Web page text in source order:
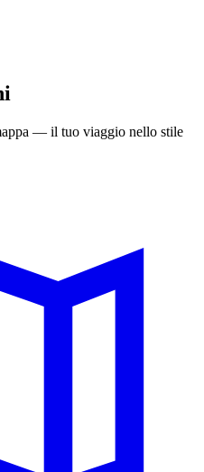
— il tuo viaggio nello stile